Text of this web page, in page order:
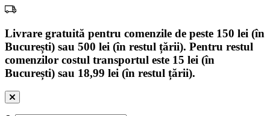
Livrare gratuită pentru comenzile de peste 150 lei (în
București) sau 500 lei (în restul țării). Pentru restul
comenzilor costul transportul este 15 lei (în
București) sau 18,99 lei (în restul țării).